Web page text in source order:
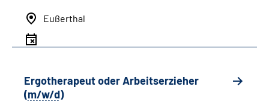
Eußerthal
Ergotherapeut oder Arbeitserzieher
(m/w/d)